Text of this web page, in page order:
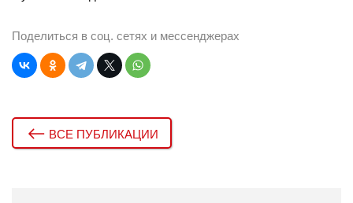
Поделиться в соц. сетях и мессенджерах
ВСЕ ПУБЛИКАЦИИ